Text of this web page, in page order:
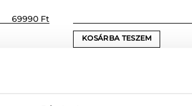
69990 Ft
KOSÁRBA TESZEM